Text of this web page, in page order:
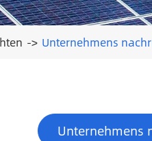
Unternehmens
Unternehmens